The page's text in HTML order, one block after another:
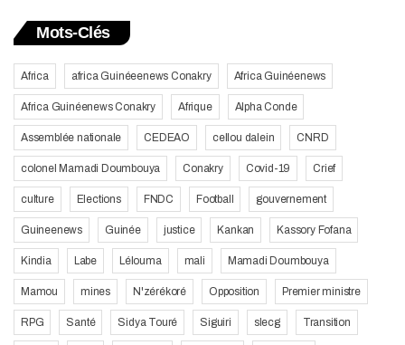
Mots-Clés
Africa africa Guinéeenews Conakry Africa Guinéenews
Africa Guinéenews Conakry Afrique Alpha Conde
Assemblée nationale CEDEAO cellou dalein CNRD
colonel Mamadi Doumbouya Conakry Covid-19 Crief
culture Elections FNDC Football gouvernement
Guineenews Guinée justice Kankan Kassory Fofana
Kindia Labe Lélouma mali Mamadi Doumbouya
Mamou mines N'zérékoré Opposition Premier ministre
RPG Santé Sidya Touré Siguiri slecg Transition